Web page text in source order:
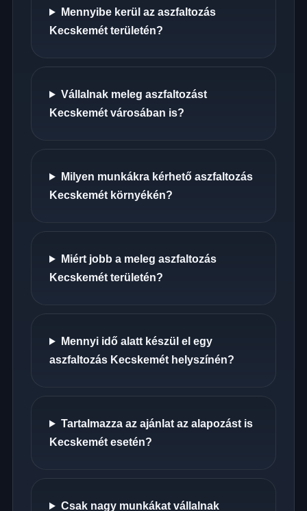
Mennyibe kerül az aszfaltozás
Kecskemét területén?
Vállalnak meleg aszfaltozást
Kecskemét városában is?
Milyen munkákra kérhető aszfaltozás
Kecskemét környékén?
Miért jobb a meleg aszfaltozás
Kecskemét területén?
Mennyi idő alatt készül el egy
aszfaltozás Kecskemét helyszínén?
Tartalmazza az ajánlat az alapozást is
Kecskemét esetén?
Csak nagy munkákat vállalnak